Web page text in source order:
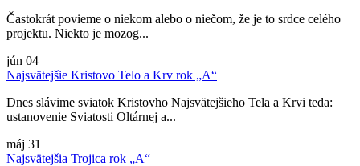
Častokrát povieme o niekom alebo o niečom, že je to srdce celého
projektu. Niekto je mozog...
jún 04
Najsvätejšie Kristovo Telo a Krv rok „A“
Dnes slávime sviatok Kristovho Najsvätejšieho Tela a Krvi teda:
ustanovenie Sviatosti Oltárnej a...
máj 31
Najsvätejšia Trojica rok „A“